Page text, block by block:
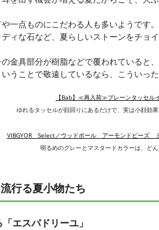
一点ものにこだわる人も多いようです。
ィな石など、夏らしいストーンをチョ
金具部分が樹脂などで覆われていると
うことで敬遠しているなら、こういっ
【Bab】≪再入荷≫プレーンタッセル
ゆれるタッセルが顔回りにあるだけで、実は小顔効
VIBGYOR Select／ウッドボール アーモンドビーズ
明るめのグレーとマスタードカラーは、ど
行る夏小物たち
エスパドリーユ」